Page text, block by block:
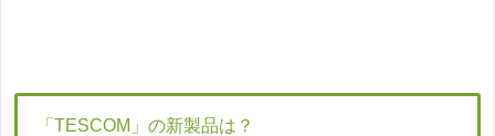
「TESCOM」の新製品は？